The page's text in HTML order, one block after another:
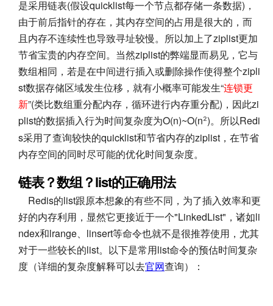
是采用链表(假设quicklist每一个节点都存储一条数据)，
由于前后指针的存在，其内存空间的占用是很大的，而
且内存不连续性也导致寻址较慢。所以加上了ziplist更加
节省宝贵的内存空间。当然ziplist的弊端显而易见，它与
数组相同，若是在中间进行插入或删除操作使得整个zipli
st数据存储区域发生位移，就有小概率可能发生“连锁更
新”(类比数组重分配内存，循环进行内存重分配)，因此zi
plist的数据插入行为时间复杂度为O(n)~O(n²)。所以Redi
s采用了查询较快的quicklist和节省内存的ziplist，在节省
内存空间的同时尽可能的优化时间复杂度。
链表？数组？list的正确用法
Redis的list跟原本想象的有些不同，为了插入效率和更
好的内存利用，显然它更接近于一个"LinkedList"，诸如li
ndex和lrange、linsert等命令也就不是很推荐使用，尤其
对于一些较长的list。以下是常用list命令的预估时间复杂
度（详细的复杂度解释可以去官网查询）：